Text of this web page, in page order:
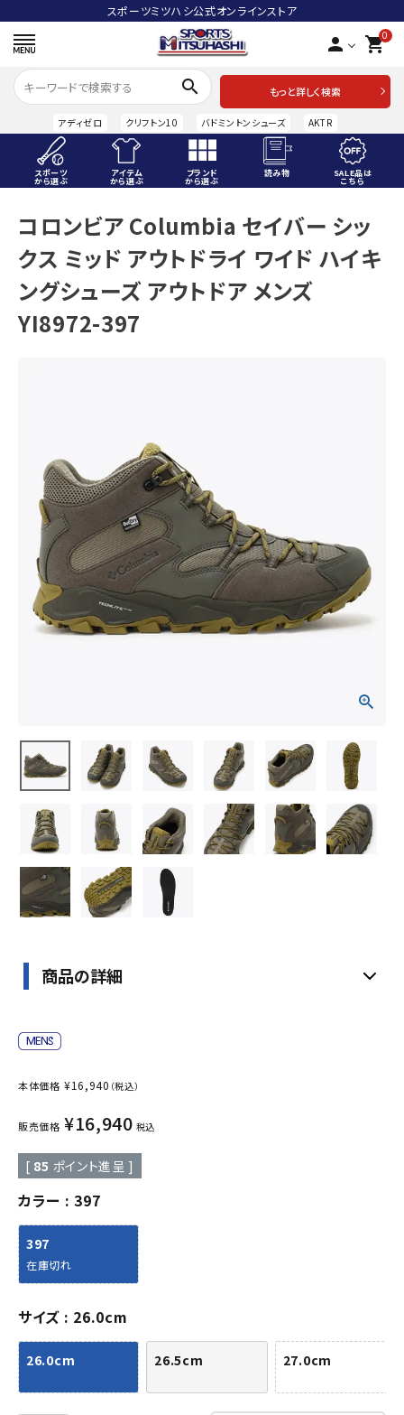
スポーツミツハシ公式オンラインストア
person 0
shopping_cart
search
もっと詳しく検索
アディゼロ クリフトン10 バドミントンシューズ AKTR
スポーツ
から選ぶ
アイテム
から選ぶ
ブランド
から選ぶ
読み物 SALE品は
こちら
ACCOUNT MENU
ようこそ ゲスト 様
meeting_room ログイン person 会員登録
スポーツから選ぶ
SALE品はこちら
INFORMATIOM
ご利用ガイド
お問い合わせ
メルマガ登録
コロンビア Columbia セイバー シッ
クス ミッド アウトドライ ワイド ハイキ
ングシューズ アウトドア メンズ
YI8972-397
商品の詳細
本体価格 ¥16,940 （税込）
販売価格 ¥16,940 税込
[ 85 ポイント進呈 ]
カラー 397
397
在庫切れ
サイズ 26.0cm
26.0cm 26.5cm 27.0cm